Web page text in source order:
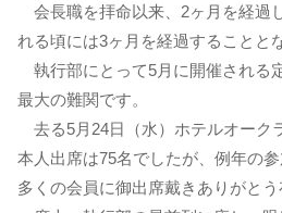
会長職を拝命以来、2ヶ月を経過
れる頃には3ヶ月を経過することと
執行部にとって5月に開催される
最大の難関です。
去る5月24日（水）ホテルオーク
本人出席は75名でしたが、例年の
多くの会員に御出席戴きありがとう